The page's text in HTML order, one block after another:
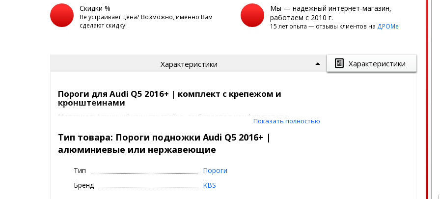
Скидки %
Не устраивает цена? Возможно, именно Вам
сделают скидку!
Мы — надежный интернет-магазин,
работаем с 2010 г.
15 лет опыта — отзывы клиентов на ДРОМе
Характеристики
Характеристики
Пороги для Audi Q5 2016+ | комплект с крепежом и
кронштеинами
Материал: Алюминий или нержавейка -
выбираете в конфигураторе
Установка:Рамная
Комплектность:В комплект порогов входят переходные кронштейны, крепеж и
автомобиля.Переходные кронштейны, предназначенные для крепления к кузову
уникальна, учитывает геометрию автомобиля таким образом, чтобы избежать
Показать полностью
Тип товара: Пороги подножки Audi Q5 2016+ |
алюминиевые или нержавеющие
Тип
Пороги
Бренд
KBS